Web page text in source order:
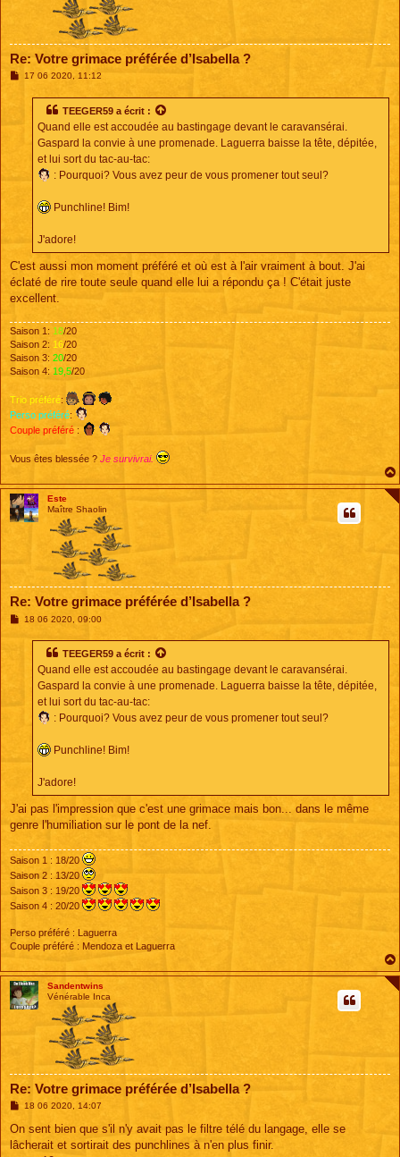
Re: Votre grimace préférée d’Isabella ?
M
17 06 2020, 11:12
TEEGER59 a écrit :
Quand elle est accoudée au bastingage devant le caravansérai.
Gaspard la convie à une promenade. Laguerra baisse la tête, dépitée,
et lui sort du tac-au-tac:
: Pourquoi? Vous avez peur de vous promener tout seul?
Punchline! Bim!
J'adore!
C'est aussi mon moment préféré et où est à l'air vraiment à bout. J'ai
éclaté de rire toute seule quand elle lui a répondu ça ! C'était juste
excellent.
Saison 1: 18/20
Saison 2: 16/20
Saison 3: 20/20
Saison 4: 19,5/20
Trio préféré:
Perso préféré:
Couple préféré :
Vous êtes blessée ? Je survivrai.
Este
Maître Shaolin
Re: Votre grimace préférée d’Isabella ?
M18 06 2020, 09:00
TEEGER59 a écrit :
Quand elle est accoudée au bastingage devant le caravansérai.
Gaspard la convie à une promenade. Laguerra baisse la tête, dépitée,
et lui sort du tac-au-tac:
: Pourquoi? Vous avez peur de vous promener tout seul?
Punchline! Bim!
J'adore!
J'ai pas l'impression que c'est une grimace mais bon... dans le même
genre l'humiliation sur le pont de la nef.
Saison 1 : 18/20
Saison 2 : 13/20
Saison 3 : 19/20
Saison 4 : 20/20
Perso préféré : Laguerra
Couple préféré : Mendoza et Laguerra
Sandentwins
Vénérable Inca
Re: Votre grimace préférée d’Isabella ?
M
s
a
18 06 2020, 14:07
On sent bien que s'il n'y avait pas le filtre télé du langage, elle se
lâcherait et sortirait des punchlines à n'en plus finir.